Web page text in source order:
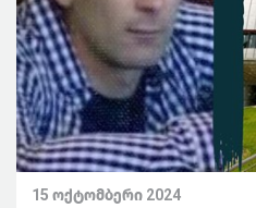
15 ოქტომბერი 2024